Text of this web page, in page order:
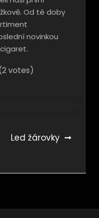
Od té doby
novinkou
votes)
Led žárovky